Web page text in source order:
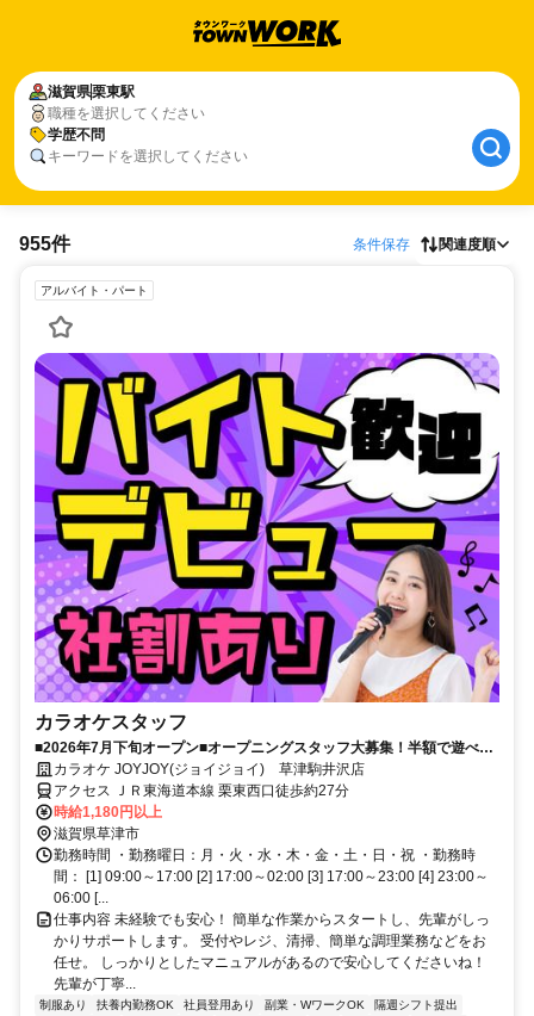
滋賀県栗東駅
職種を選択してください
学歴不問
キーワードを選択してください
955件 条件保存 関連度順
アルバイト・パート
カラオケスタッフ
■2026年7月下旬オープン■オープニングスタッフ大募集！半額で遊べち
ゃうスタッフ割引有り◎土曜日、日曜日のお昼に勤務可能なパートさ
ん・フリーターさん大募集！深夜勤務可能なスタッフさんも募集中！
カラオケ JOYJOY(ジョイジョイ) 草津駒井沢店
アクセス ＪＲ東海道本線 栗東西口徒歩約27分
時給1,180円以上
滋賀県草津市
勤務時間 ・勤務曜日：月・火・水・木・金・土・日・祝 ・勤務時
間： [1] 09:00～17:00 [2] 17:00～02:00 [3] 17:00～23:00 [4] 23:00～
06:00 [...
仕事内容 未経験でも安心！ 簡単な作業からスタートし、先輩がしっ
かりサポートします。 受付やレジ、清掃、簡単な調理業務などをお
任せ。 しっかりとしたマニュアルがあるので安心してくださいね！
先輩が丁寧...
制服あり 扶養内勤務OK 社員登用あり 副業・WワークOK
隔週シフト提出